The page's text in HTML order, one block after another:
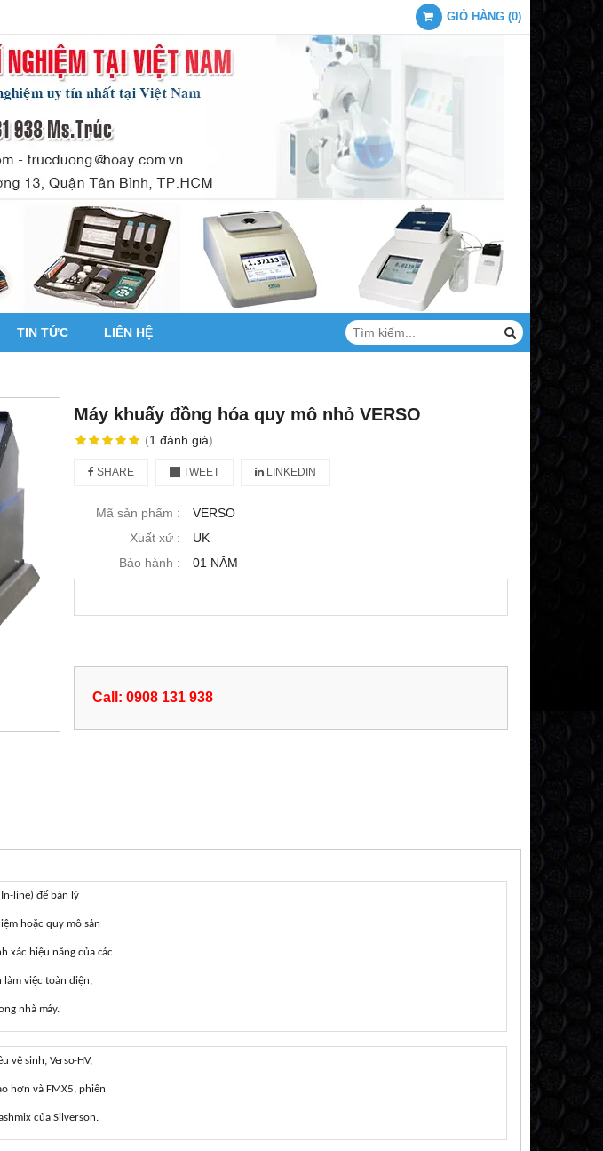
GIỎ HÀNG (0)
TIN TỨC LIÊN HỆ
Máy khuấy đồng hóa quy mô nhỏ VERSO
(1 đánh giá)
SHARE TWEET LINKEDIN
Mã sản phẩm :
VERSO
Xuất xứ :
UK
Bảo hành :
01 NĂM
Call: 0908 131 938
line)để bàn lý
hoặc quy mô sản
xác hiệu năng của các
làm việc toàn diện,
nhà máy.
vệ sinh, Verso-HV,
hơn và FMX5, phiên
của Silverson.